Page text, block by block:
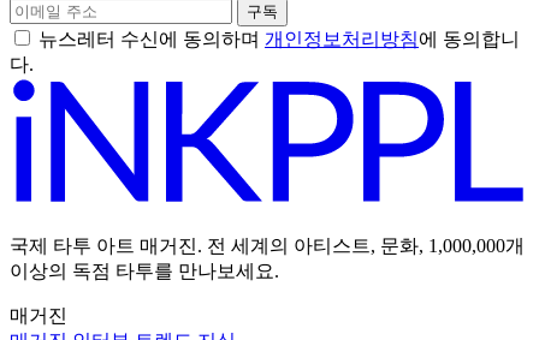
구독
뉴스레터 수신에 동의하며 개인정보처리방침에 동의합니
다.
국제 타투 아트 매거진. 전 세계의 아티스트, 문화, 1,000,000개
이상의 독점 타투를 만나보세요.
매거진